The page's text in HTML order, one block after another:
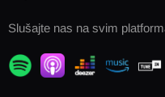
Slušajte nas na svim